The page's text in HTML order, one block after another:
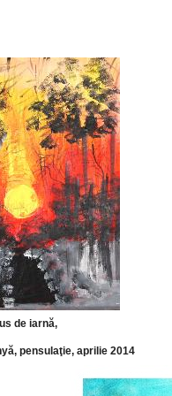
de iarnă,
pensulaţie, aprilie 2014